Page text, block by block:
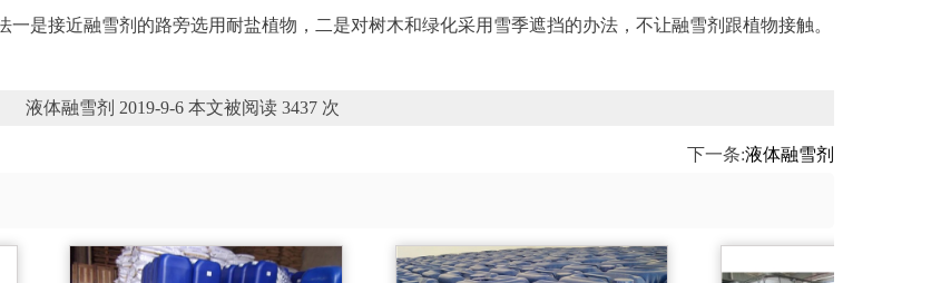
是接近融雪剂的路旁选用耐盐植物，二是对树木和绿化采用雪季遮挡的办法，不让融雪剂跟植物接触。
液体融雪剂 2019-9-6 本文被阅读 3437 次
下一条:液体融雪剂